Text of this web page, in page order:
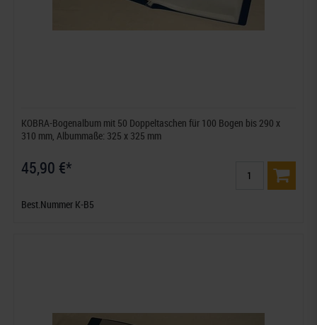
KOBRA-Bogenalbum mit 50 Doppeltaschen für 100 Bogen bis 290 x
310 mm, Albummaße: 325 x 325 mm
45,90 €*
Best.Nummer K-B5